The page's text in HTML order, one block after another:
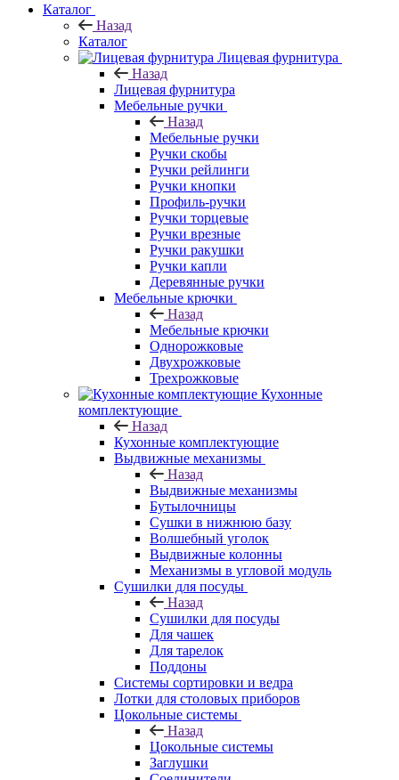
Каталог
Назад
Каталог
Лицевая фурнитура
Назад
Лицевая фурнитура
Мебельные ручки
Назад
Мебельные ручки
Ручки скобы
Ручки рейлинги
Ручки кнопки
Профиль-ручки
Ручки торцевые
Ручки врезные
Ручки ракушки
Ручки капли
Деревянные ручки
Мебельные крючки
Назад
Мебельные крючки
Однорожковые
Двухрожковые
Трехрожковые
Кухонные
комплектующие
Назад
Кухонные комплектующие
Выдвижные механизмы
Назад
Выдвижные механизмы
Бутылочницы
Сушки в нижнюю базу
Волшебный уголок
Выдвижные колонны
Механизмы в угловой модуль
Сушилки для посуды
Назад
Сушилки для посуды
Для чашек
Для тарелок
Поддоны
Системы сортировки и ведра
Лотки для столовых приборов
Цокольные системы
Назад
Цокольные системы
Заглушки